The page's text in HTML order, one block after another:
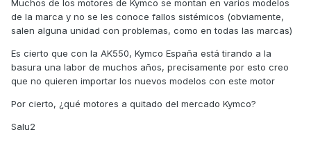
temas jurídicos). Si alguno estáis interesados en ese asunto
me podéis preguntas por mensaje privado y sin problema
os contesto.
Un cordial saludo!
Muchos de los motores de Kymco se montan en varios modelos
de la marca y no se les conoce fallos sistémicos (obviamente,
salen alguna unidad con problemas, como en todas las marcas)
Es cierto que con la AK550, Kymco España está tirando a la
basura una labor de muchos años, precisamente por esto creo
que no quieren importar los nuevos modelos con este motor
Por cierto, ¿qué motores a quitado del mercado Kymco?
Salu2